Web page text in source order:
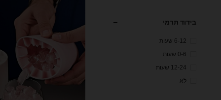
בידוד תרמי
6-12 שעות
0-6 שעות
12-24 שעות
לא